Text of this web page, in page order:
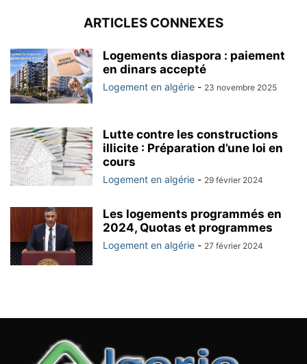
ARTICLES CONNEXES
Logements diaspora : paiement
en dinars accepté
Logement en algérie - 23 novembre 2025
Lutte contre les constructions
illicite : Préparation d’une loi en
cours
Logement en algérie - 29 février 2024
Les logements programmés en
2024, Quotas et programmes
Logement en algérie - 27 février 2024